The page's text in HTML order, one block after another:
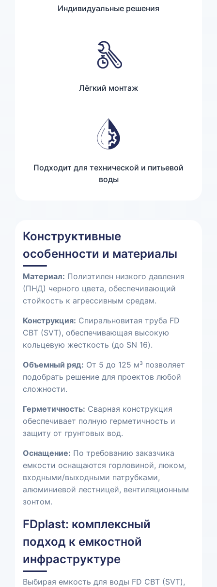
Индивидуальные решения
Лёгкий монтаж
Подходит для технической и питьевой
воды
Конструктивные
особенности и материалы
Материал: Полиэтилен низкого давления
(ПНД) черного цвета, обеспечивающий
стойкость к агрессивным средам.
Конструкция: Спиральновитая труба FD
СВТ (SVT), обеспечивающая высокую
кольцевую жесткость (до SN 16).
Объемный ряд: От 5 до 125 м³ позволяет
подобрать решение для проектов любой
сложности.
Герметичность: Сварная конструкция
обеспечивает полную герметичность и
защиту от грунтовых вод.
Оснащение: По требованию заказчика
емкости оснащаются горловиной, люком,
входными/выходными патрубками,
алюминиевой лестницей, вентиляционным
зонтом.
FDplast: комплексный
подход к емкостной
инфраструктуре
Выбирая емкость для воды FD СВТ (SVT),